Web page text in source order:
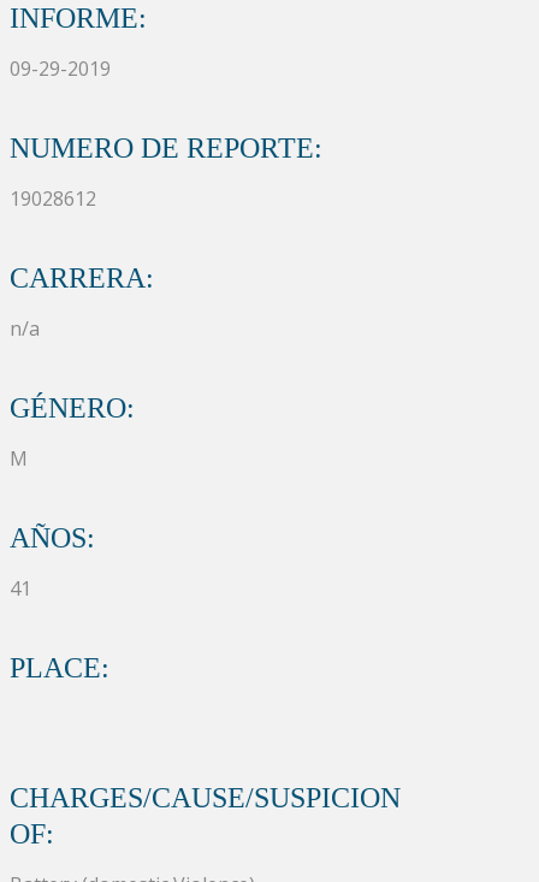
INFORME:
09-29-2019
NUMERO DE REPORTE:
19028612
CARRERA:
n/a
GÉNERO:
M
AÑOS:
41
PLACE:
CHARGES/CAUSE/SUSPICION
OF: